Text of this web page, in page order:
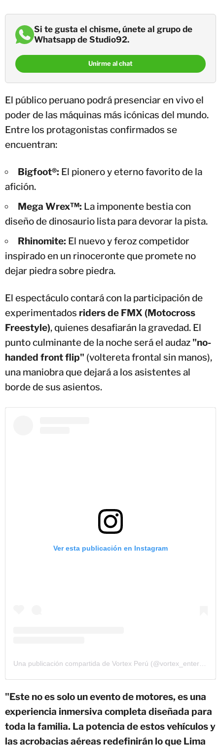
Si te gusta el chisme, únete al grupo de
Whatsapp de Studio92.
Unirme al chat
El público peruano podrá presenciar en vivo el
poder de las máquinas más icónicas del mundo.
Entre los protagonistas confirmados se
encuentran:
Bigfoot®: El pionero y eterno favorito de la
afición.
Mega Wrex™: La imponente bestia con
diseño de dinosaurio lista para devorar la pista.
Rhinomite: El nuevo y feroz competidor
inspirado en un rinoceronte que promete no
dejar piedra sobre piedra.
El espectáculo contará con la participación de
experimentados riders de FMX (Motocross
Freestyle), quienes desafiarán la gravedad. El
punto culminante de la noche será el audaz "no-
handed front flip" (voltereta frontal sin manos),
una maniobra que dejará a los asistentes al
borde de sus asientos.
Ver esta publicación en Instagram
Una publicación compartida de Vortex Perú (@vortex_entertainmentgroup)
"Este no es solo un evento de motores, es una
experiencia inmersiva completa diseñada para
toda la familia. La potencia de estos vehículos y
las acrobacias aéreas redefinirán lo que Lima